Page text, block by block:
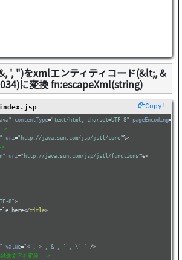
', ")をxmlエンティティコード(&lt;, &
に変換 fn:escapeXml(string)
Copy!
contentType="text/html; charset=UTF-8" pageEncoding=
>
uri ="http://java.sun.com/jsp/jstl/core"%>
uri ="http://java.sun.com/jsp/jstl/functions"%>
8">
here</title>
value="< , > , & , ' , \" " />
殊文字を変換 -->